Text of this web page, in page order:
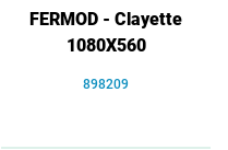
FERMOD - Clayette
1080X560
898209